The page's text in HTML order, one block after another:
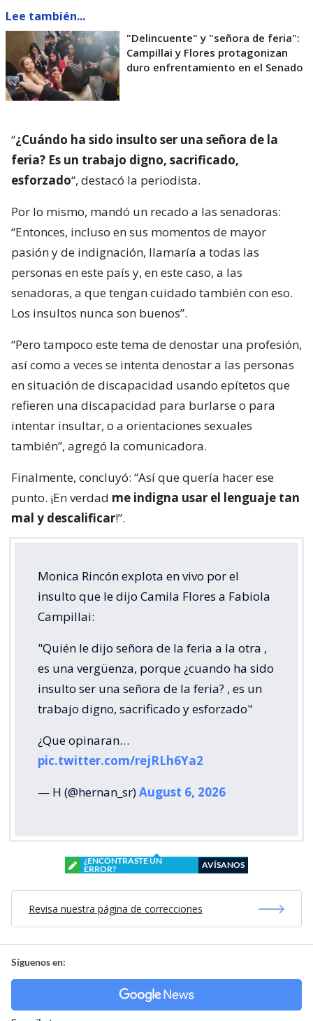
Lee también...
"Delincuente" y "señora de feria":
Campillai y Flores protagonizan
duro enfrentamiento en el Senado
“¿Cuándo ha sido insulto ser una señora de la
feria? Es un trabajo digno, sacrificado,
esforzado“, destacó la periodista.
Por lo mismo, mandó un recado a las senadoras:
“Entonces, incluso en sus momentos de mayor
pasión y de indignación, llamaría a todas las
personas en este país y, en este caso, a las
senadoras, a que tengan cuidado también con eso.
Los insultos nunca son buenos”.
“Pero tampoco este tema de denostar una profesión,
así como a veces se intenta denostar a las personas
en situación de discapacidad usando epítetos que
refieren una discapacidad para burlarse o para
intentar insultar, o a orientaciones sexuales
también”, agregó la comunicadora.
Finalmente, concluyó: “Así que quería hacer ese
punto. ¡En verdad me indigna usar el lenguaje tan
mal y descalificar!”.
Monica Rincón explota en vivo por el
insulto que le dijo Camila Flores a Fabiola
Campillai:
"Quién le dijo señora de la feria a la otra ,
es una vergüenza, porque ¿cuando ha sido
insulto ser una señora de la feria? , es un
trabajo digno, sacrificado y esforzado"
¿Que opinaran…
pic.twitter.com/rejRLh6Ya2
— H (@hernan_sr)August 6, 2026
¿ENCONTRASTE UN
ERROR?
AVÍSANOS
Revisa nuestra página de correcciones
Síguenos en: